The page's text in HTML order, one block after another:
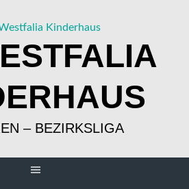
– BEZIRKSLIGA